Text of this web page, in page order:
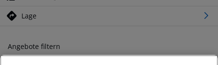
Lage
Angebote filtern
Ändern Sie Ihre Kriterien nach Ihren Wünschen